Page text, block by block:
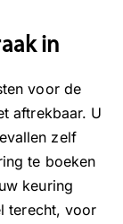
in
voor de
aftrekbaar. U
zelf
te boeken
keuring
terecht, voor